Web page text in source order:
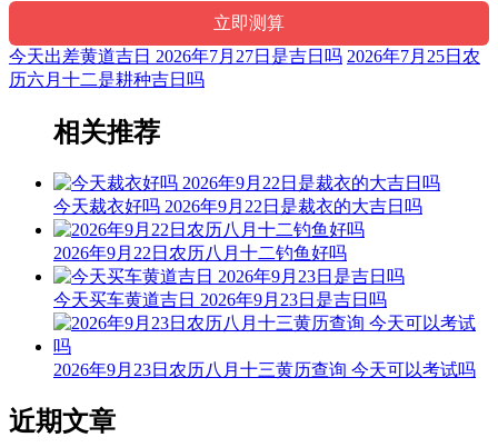
点，此日万事不利，只能做破垣坏屋之事。此日为与月令地支
相冲之日，冲则破，破则败，不破不立，无败无成，失败乃成
功之母，故此日虽为黑道，但能破旧与反思。
破日为事主如何，造修破财有血光；婚姻不利夫妻别，修灶都
出行求财主多患，生人出去死人还；只可斩草球埋葬，破去灾
星福禄安。
九星：八白太阴土星(吉) 二十八宿：东方房宿房日兔(吉)
喜神：西南 月令：乙未 日禄：酉命互禄
阴贵神：正南 物候：腐草为萤 犯太岁：马,鼠,牛,兔
根据该日的黄历信息分析可得，2026年7月26日为黑道日，就
今天出差黄道吉日 2026年7月27日是吉日吗 2026年7月25日农
历六月十二是耕种吉日吗
相关推荐
今天裁衣好吗 2026年9月22日是裁衣的大吉日吗
2026年9月22日农历八月十二钓鱼好吗
今天买车黄道吉日 2026年9月23日是吉日吗
2026年9月23日农历八月十三黄历查询 今天可以考试吗
近期文章